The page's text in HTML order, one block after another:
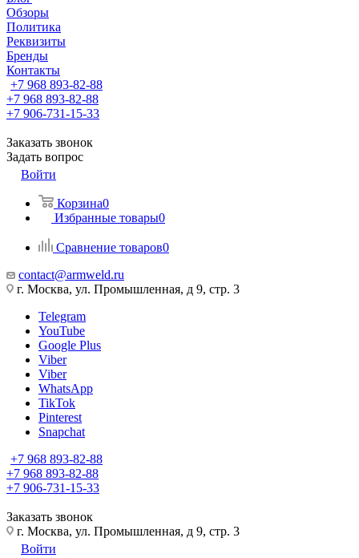
Обзоры
Политика
Реквизиты
Бренды
Контакты
+7 968 893-82-88
+7 968 893-82-88
+7 906-731-15-33
Заказать звонок
Задать вопрос
Войти
Корзина0
Избранные товары0
Сравнение товаров0
contact@armweld.ru
г. Москва, ул. Промышленная, д 9, стр. 3
Telegram
YouTube
Google Plus
Viber
Viber
WhatsApp
TikTok
Pinterest
Snapchat
+7 968 893-82-88
+7 968 893-82-88
+7 906-731-15-33
Заказать звонок
г. Москва, ул. Промышленная, д 9, стр. 3
Войти